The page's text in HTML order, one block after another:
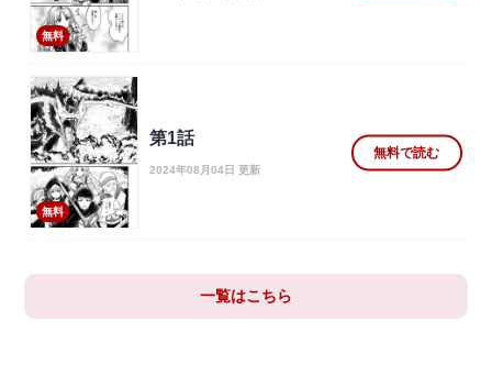
無料
無料
第1話
2024年08月04日 更新
無料で読む
一覧はこちら